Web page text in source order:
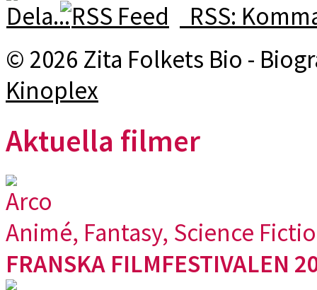
RSS:
© 2026 Zita Folkets Bio -
Kinoplex
Aktuella filmer
Arco
Animé, Fantasy, Science
FRANSKA FILMFESTIVALEN